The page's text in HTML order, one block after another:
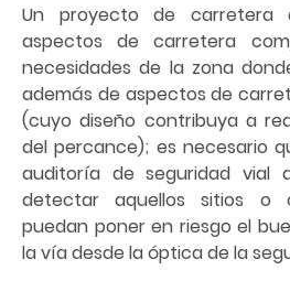
Un proyecto de carretera
aspectos de carretera
necesidades de la zona
además de aspectos de
(cuyo diseño contribuya a
del percance); es necesario
auditoría de seguridad vial
detectar aquellos sitios o
puedan poner en riesgo el
la vía desde la óptica de la